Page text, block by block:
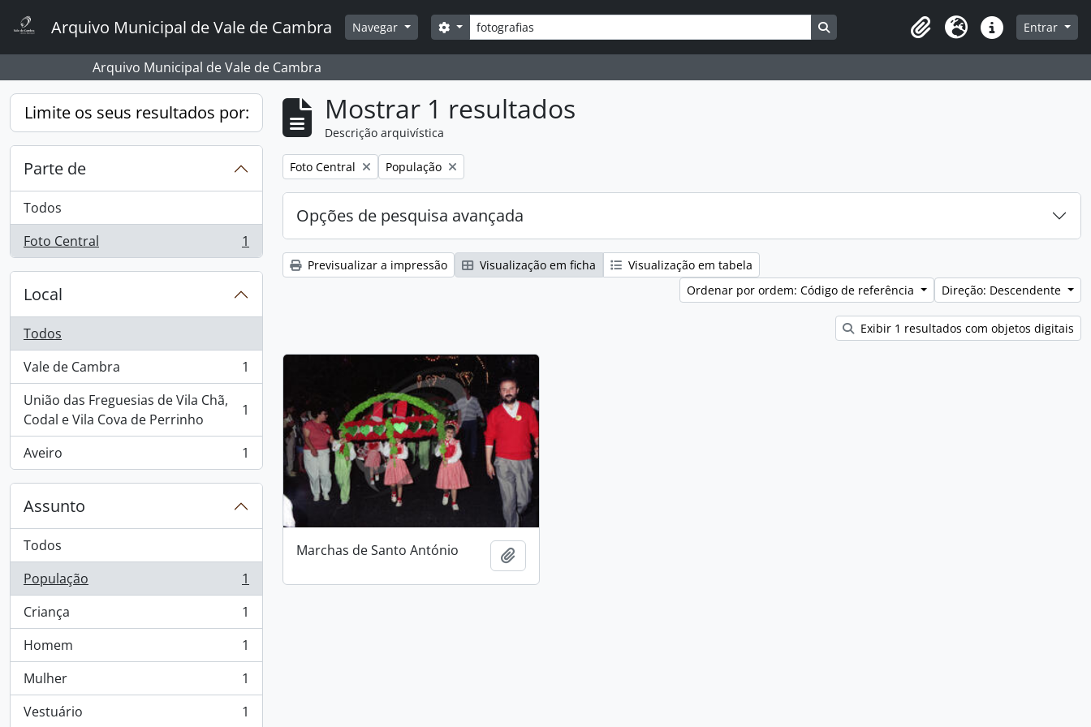
Arquivo Municipal de Vale de Cambra Navegar Pesquisar
Opções de busca Busque na página de navegação
Clipboard
Idioma Ligações rápidas
Entrar
Arquivo Municipal de Vale de Cambra
Limite os seus resultados por:
Parte de
Todos
Foto Central
, 1 resultados 1
Local
Todos
Vale de Cambra
, 1 resultados
1
União das Freguesias de Vila Chã,
Codal e Vila Cova de Perrinho
, 1 resultados 1
Aveiro
, 1 resultados 1
Assunto
Todos
População
, 1 resultados
1
Criança
, 1 resultados
1
Homem
, 1 resultados
1
Mulher
, 1 resultados
1
Vestuário
, 1 resultados 1
Mostrar 1 resultados
Descrição arquivística
Remover filtro:
Foto Central Remover filtro:
População
Opções de pesquisa avançada
Previsualizar a impressão Visualização em ficha
Visualização em tabela
Ordenar por ordem: Código de referência
Direção: Descendente
Exibir 1 resultados com objetos digitais
Marchas de Santo António